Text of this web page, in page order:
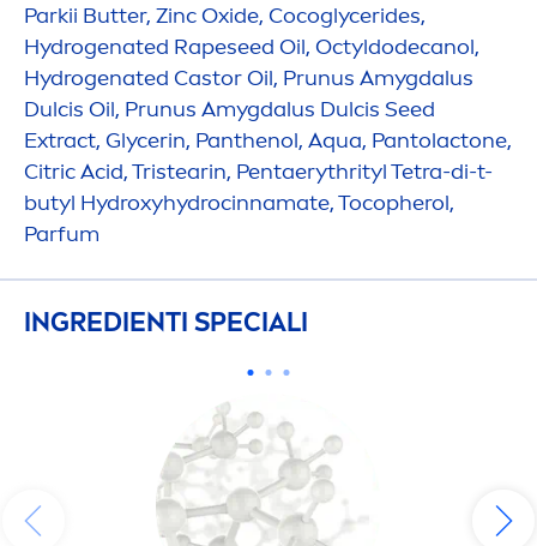
Parkii Butter, Zinc Oxide, Cocoglycerides,
Hydrogenated Rapeseed Oil, Octyldodecanol,
Hydrogenated Castor Oil, Prunus Amygdalus
Dulcis Oil, Prunus Amygdalus Dulcis Seed
Extract, Glycerin, Panthenol, Aqua, Pantolactone,
Citric Acid, Tristearin, Pentaerythrityl Tetra-di-t-
butyl Hydroxyhydrocinnamate, Tocopherol,
Parfum
INGREDIENTI SPECIALI